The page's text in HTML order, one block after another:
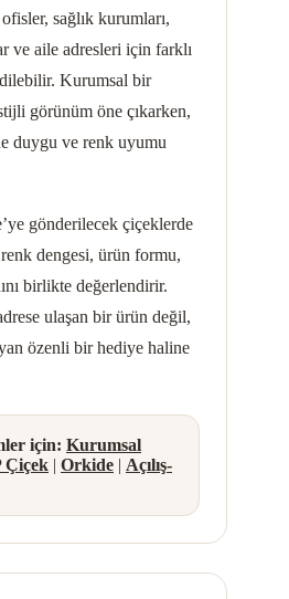
sağlık kurumları,
ve aile adresleri için farklı
Kurumsal bir
görünüm öne çıkarken,
duygu ve renk uyumu
gönderilecek çiçeklerde
dengesi, ürün formu,
birlikte değerlendirir.
ulaşan bir ürün değil,
özenli bir hediye haline
için: Kurumsal
Çiçek | Orkide | Açılış-